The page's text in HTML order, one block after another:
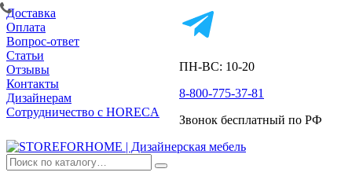
Доставка
Оплата
Вопрос-ответ
Статьи
Отзывы
Контакты
Дизайнерам
Сотрудничество с HORECA
ПН-ВС: 10-20
8-800-775-37-81
Звонок бесплатный по РФ